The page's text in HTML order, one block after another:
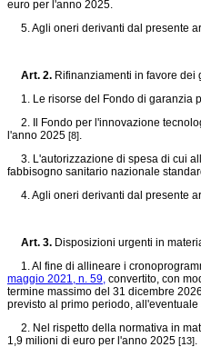
euro per l'anno 2025.
5. Agli oneri derivanti dal presente
Art. 2. Rifinanziamenti in favore
1. Le risorse del Fondo di garanzia
2. Il Fondo per l'innovazione
l'anno 2025 [8].
3. L'autorizzazione di spesa di cui
fabbisogno sanitario nazionale
4. Agli oneri derivanti dal presente
Art. 3. Disposizioni urgenti in
1. Al fine di allineare i
maggio 2021, n. 59, convertito, con
termine massimo del 31 dicembre
previsto al primo periodo,
2. Nel rispetto della normativa in
1,9 milioni di euro per l'anno 2025 [13].